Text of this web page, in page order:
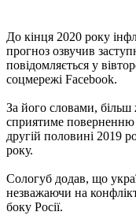
До кінця 2020 року
прогноз озвучив
повідомляється у
соцмережі Facebook.
За його словами, більш
сприятиме поверненню
другій половині 2019
року.
Сологуб додав, що
незважаючи на
боку Росії.